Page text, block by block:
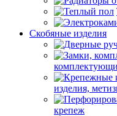
Скобяные изделия
изделия,
крепеж